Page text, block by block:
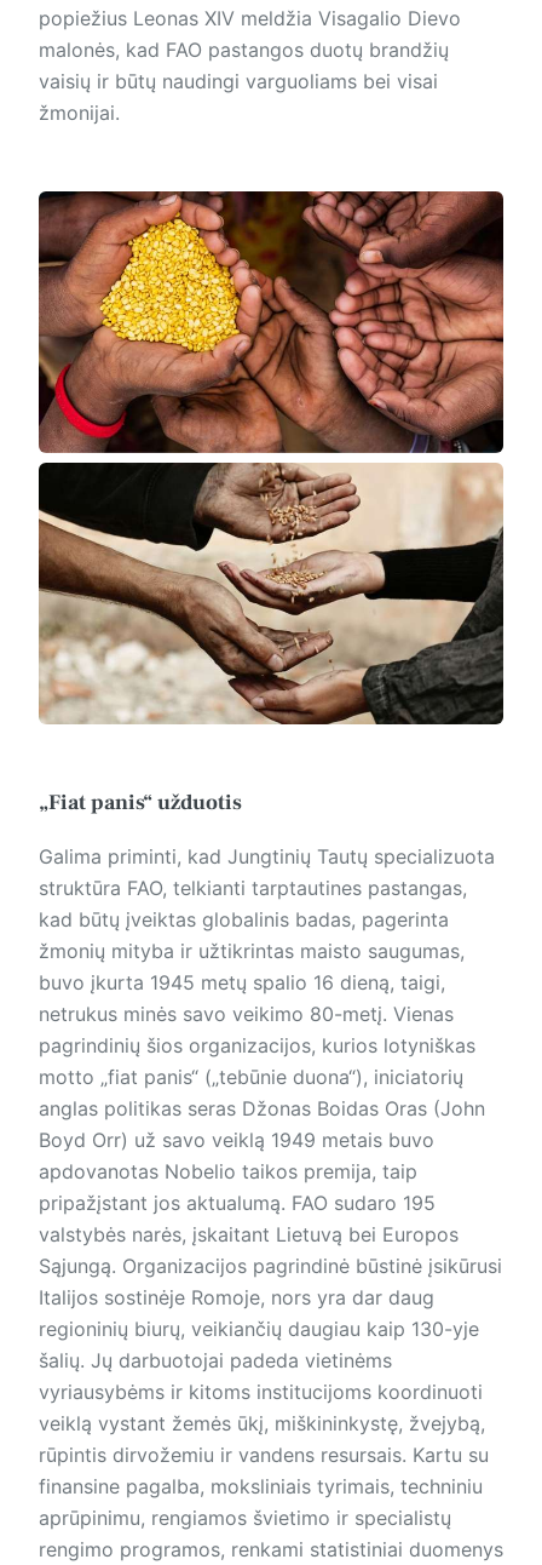
popiežius Leonas XIV meldžia Visagalio Dievo
malonės, kad FAO pastangos duotų brandžių
vaisių ir būtų naudingi varguoliams bei visai
žmonijai.
„Fiat panis“ užduotis
Galima priminti, kad Jungtinių Tautų specializuota
struktūra FAO, telkianti tarptautines pastangas,
kad būtų įveiktas globalinis badas, pagerinta
žmonių mityba ir užtikrintas maisto saugumas,
buvo įkurta 1945 metų spalio 16 dieną, taigi,
netrukus minės savo veikimo 80-metį. Vienas
pagrindinių šios organizacijos, kurios lotyniškas
motto „fiat panis“ („tebūnie duona“), iniciatorių
anglas politikas seras Džonas Boidas Oras (John
Boyd Orr) už savo veiklą 1949 metais buvo
apdovanotas Nobelio taikos premija, taip
pripažįstant jos aktualumą. FAO sudaro 195
valstybės narės, įskaitant Lietuvą bei Europos
Sąjungą. Organizacijos pagrindinė būstinė įsikūrusi
Italijos sostinėje Romoje, nors yra dar daug
regioninių biurų, veikiančių daugiau kaip 130-yje
šalių. Jų darbuotojai padeda vietinėms
vyriausybėms ir kitoms institucijoms koordinuoti
veiklą vystant žemės ūkį, miškininkystę, žvejybą,
rūpintis dirvožemiu ir vandens resursais. Kartu su
finansine pagalba, moksliniais tyrimais, techniniu
aprūpinimu, rengiamos švietimo ir specialistų
rengimo programos, renkami statistiniai duomenys